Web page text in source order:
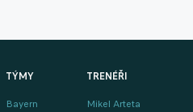
TÝMY
Bayern
TRENÉŘI
Mikel Arteta